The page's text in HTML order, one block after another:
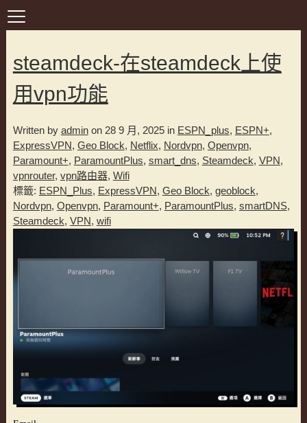
steamdeck-在steamdeck上使
用vpn功能
Written by adminon 28 9 月, 2025 in ESPN_plus, ESPN+,
ExpressVPN, Geo Block, Netflix, Nordvpn, Openvpn,
Paramount+, ParamountPlus, smart_dns, Steamdeck, VPN,
vpnrouter, vpn路由器, Wifi
標籤: ESPN_Plus, ExpressVPN, Geo Block, geoblock,
Nordvpn, Openvpn, Paramount+, ParamountPlus, smartDNS,
Steamdeck, VPN, wifi